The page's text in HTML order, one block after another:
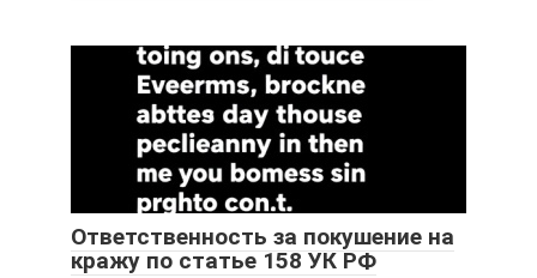
Ответственность за покушение на
кражу по статье 158 УК РФ